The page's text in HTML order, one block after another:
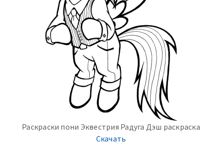
Раскраски пони Эквестрия Радуга Дэш раскраска
Скачать